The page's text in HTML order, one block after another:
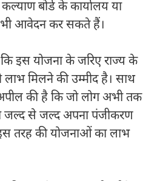
बोर्ड के कार्यालय या
भी आवेदन कर सकते हैं।
इस योजना के जरिए राज्य के
लाभ मिलने की उम्मीद है। साथ
की है कि जो लोग अभी तक
जल्द से जल्द अपना पंजीकरण
तरह की योजनाओं का लाभ